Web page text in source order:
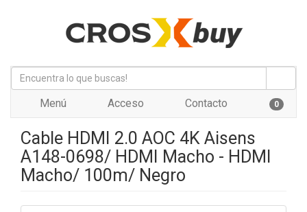
Menú Acceso Contacto 0
Cable HDMI 2.0 AOC 4K Aisens
A148-0698/ HDMI Macho - HDMI
Macho/ 100m/ Negro